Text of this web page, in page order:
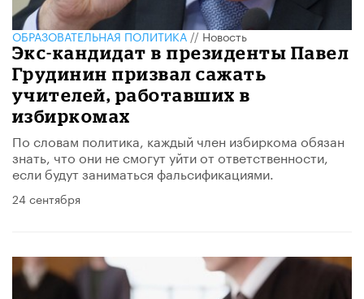
ОБРАЗОВАТЕЛЬНАЯ ПОЛИТИКА//Новость
Экс-кандидат в президенты Павел
Грудинин призвал сажать
учителей, работавших в
избиркомах
По словам политика, каждый член избиркома обязан
знать, что они не смогут уйти от ответственности,
если будут заниматься фальсификациями.
24 сентября